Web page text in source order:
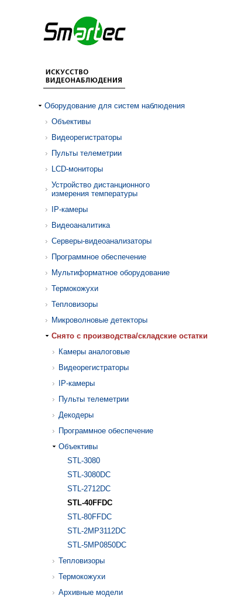
Оборудование для систем наблюдения
Объективы
Видеорегистраторы
Пульты телеметрии
LCD-мониторы
Устройство дистанционного
измерения температуры
IP-камеры
Видеоаналитика
Серверы-видеоанализаторы
Программное обеспечение
Мультиформатное оборудование
Термокожухи
Тепловизоры
Микроволновые детекторы
Cнято с производства/складские остатки
Камеры аналоговые
Видеорегистраторы
IP-камеры
Пульты телеметрии
Декодеры
Программное обеспечение
Объективы
STL-3080
STL-3080DC
STL-2712DC
STL-40FFDC
STL-80FFDC
STL-2MP3112DC
STL-5MP0850DC
Тепловизоры
Термокожухи
Архивные модели